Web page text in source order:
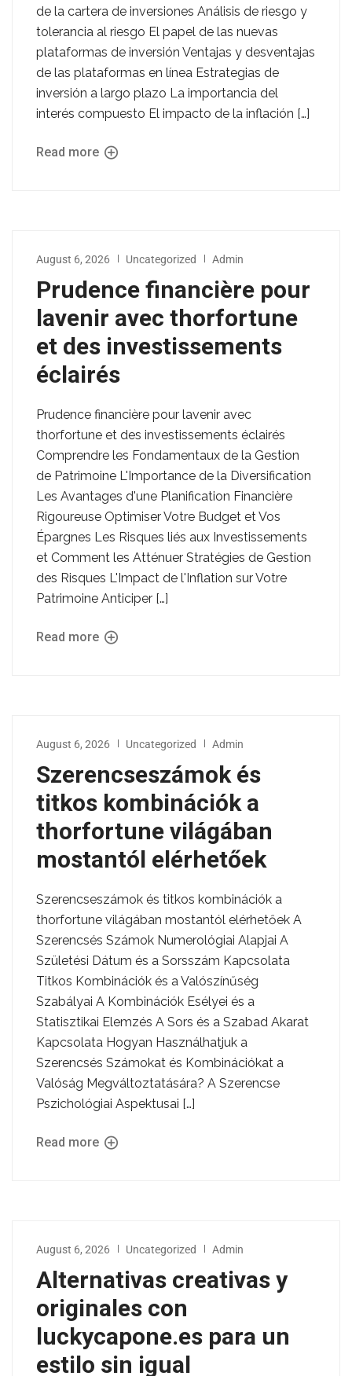
de la cartera de inversiones Análisis de riesgo y
tolerancia al riesgo El papel de las nuevas
plataformas de inversión Ventajas y desventajas
de las plataformas en línea Estrategias de
inversión a largo plazo La importancia del
interés compuesto El impacto de la inflación […]
Read more
August 6, 2026 Uncategorized Admin
Prudence financière pour
lavenir avec thorfortune
et des investissements
éclairés
Prudence financière pour lavenir avec
thorfortune et des investissements éclairés
Comprendre les Fondamentaux de la Gestion
de Patrimoine L'Importance de la Diversification
Les Avantages d'une Planification Financière
Rigoureuse Optimiser Votre Budget et Vos
Épargnes Les Risques liés aux Investissements
et Comment les Atténuer Stratégies de Gestion
des Risques L'Impact de l'Inflation sur Votre
Patrimoine Anticiper […]
Read more
August 6, 2026 Uncategorized Admin
Szerencseszámok és
titkos kombinációk a
thorfortune világában
mostantól elérhetőek
Szerencseszámok és titkos kombinációk a
thorfortune világában mostantól elérhetőek A
Szerencsés Számok Numerológiai Alapjai A
Születési Dátum és a Sorsszám Kapcsolata
Titkos Kombinációk és a Valószínűség
Szabályai A Kombinációk Esélyei és a
Statisztikai Elemzés A Sors és a Szabad Akarat
Kapcsolata Hogyan Használhatjuk a
Szerencsés Számokat és Kombinációkat a
Valóság Megváltoztatására? A Szerencse
Pszichológiai Aspektusai […]
Read more
August 6, 2026 Uncategorized Admin
Alternativas creativas y
originales con
luckycapone.es para un
estilo sin igual